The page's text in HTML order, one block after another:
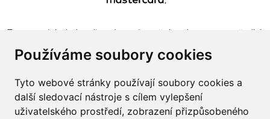
Používáme soubory cookies
Tyto webové stránky používají soubory cookies a
další sledovací nástroje s cílem vylepšení
uživatelského prostředí, zobrazení přizpůsobeného
Tento projekt byl realizován za finanční podpory z prostředků
obchodu v programu The Country for the Future